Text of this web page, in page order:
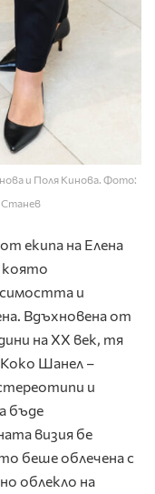
и Поля Кинова. Фото:
Станев
екипа на Елена
която
и
Вдъхновена от
на ХХ век, тя
Коко Шанел –
и
бъде
визия бе
беше облечена с
облекло на